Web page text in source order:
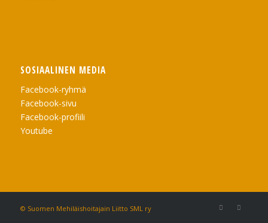
SOSIAALINEN MEDIA
Facebook-ryhmä
Facebook-sivu
Facebook-profiili
Youtube
© Suomen Mehiläishoitajain Liitto SML ry